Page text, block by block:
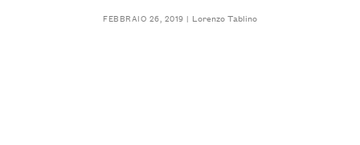
FEBBRAIO 26, 2019 Lorenzo Tablino